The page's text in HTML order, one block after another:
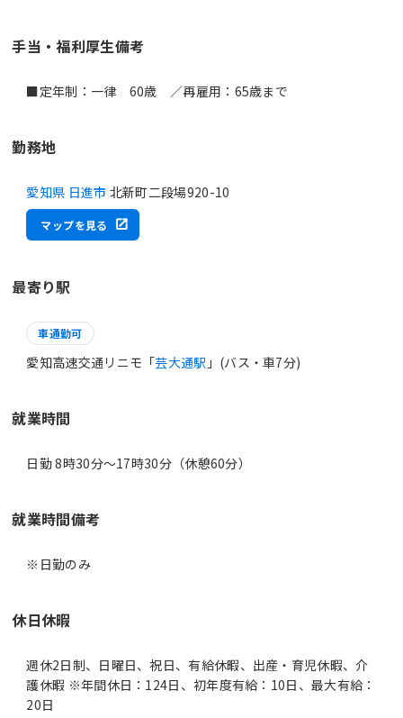
手当・福利厚生備考
■定年制：一律 60歳 ／再雇用：65歳まで
勤務地
愛知県 日進市 北新町二段場920-10
マップを見る
最寄り駅
車通勤可
愛知高速交通リニモ「芸大通駅 」(バス・車7分)
就業時間
日勤 8時30分〜17時30分（休憩60分）
就業時間備考
※日勤のみ
休日休暇
週休2日制、日曜日、祝日、有給休暇、出産・育児休暇、介
護休暇 ※年間休日：124日、初年度有給：10日、最大有給：
20日